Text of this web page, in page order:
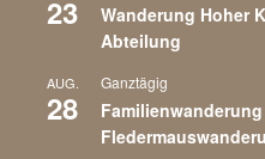
23
Wanderung Hoher
Abteilung
AUG.
28
Ganztägig